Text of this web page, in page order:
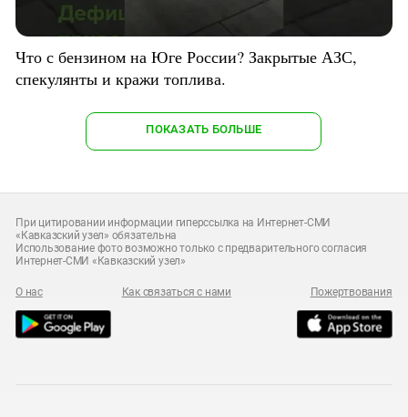
Что с бензином на Юге России? Закрытые АЗС,
спекулянты и кражи топлива.
ПОКАЗАТЬ БОЛЬШЕ
При цитировании информации гиперссылка на Интернет-СМИ
«Кавказский узел» обязательна
Использование фото возможно только с предварительного согласия
Интернет-СМИ «Кавказский узел»
О нас Как связаться с нами Пожертвования